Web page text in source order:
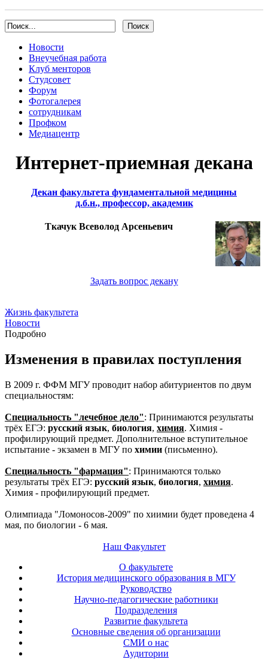
Новости
Внеучебная работа
Клуб менторов
Студсовет
Форум
Фотогалерея
сотрудникам
Профком
Медиацентр
Интернет-приемная декана
Декан факультета фундаментальной медицины
д.б.н., профессор, академик
Ткачук Всеволод Арсеньевич
Задать вопрос декану
Жизнь факультета
Новости
Подробно
Изменения в правилах поступления
В 2009 г. ФФМ МГУ проводит набор абитуриентов по двум
специальностям:
Специальность "лечебное дело": Принимаются результаты
трёх ЕГЭ: русский язык, биология, химия. Химия -
профилирующий предмет. Дополнительное вступительное
испытание - экзамен в МГУ по химии (письменно).
Специальность "фармация": Принимаются только
результаты трёх ЕГЭ: русский язык, биология, химия.
Химия - профилирующий предмет.
Олимпиада "Ломоносов-2009" по хиимии будет проведена 4
мая, по биологии - 6 мая.
Наш Факультет
О факультете
История медицинского образования в МГУ
Руководство
Научно-педагогические работники
Подразделения
Развитие факультета
Основные сведения об организации
СМИ о нас
Аудитории